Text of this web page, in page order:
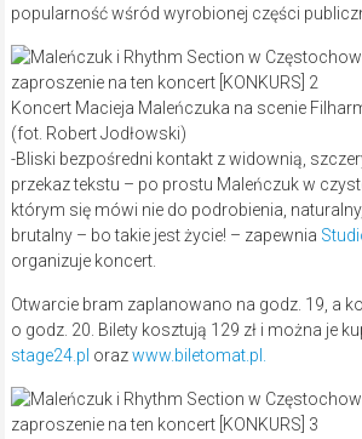
popularność wśród wyrobionej części
Koncert Macieja Maleńczuka na scenie
(fot. Robert Jodłowski)
-Bliski bezpośredni kontakt z widownią,
przekaz tekstu – po prostu Maleńczuk w
którym się mówi nie do podrobienia,
brutalny – bo takie jest życie! – zapewnia
organizuje koncert.
Otwarcie bram zaplanowano na godz. 19, a
o godz. 20. Bilety kosztują 129 zł i można je
stage24.pl orazwww.biletomat.pl.